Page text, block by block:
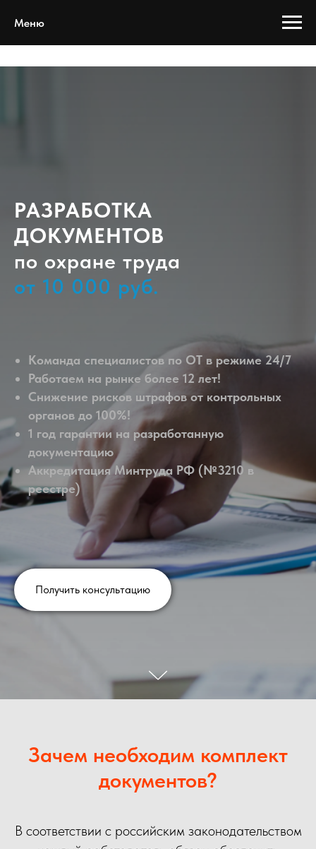
Меню
РАЗРАБОТКА
ДОКУМЕНТОВ
по охране труда
от 10 000 руб.
Команда специалистов по ОТ в режиме 24/7
Работаем на рынке более 12 лет!
Снижение рисков штрафов от контрольных
органов до 100%!
1 год гарантии на разработанную
документацию
Аккредитация Минтруда РФ (№3210 в
реестре)
Получить консультацию
Зачем необходим комплект
документов?
В соответствии с российским законодательством